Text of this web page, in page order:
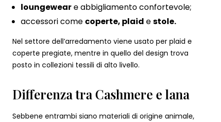
loungeweare abbigliamento confortevole;
accessori come coperte, plaid estole.
Nel settore dell’arredamento viene usato per plaid e
coperte pregiate, mentre in quello del design trova
posto in collezioni tessili di alto livello.
Differenza tra Cashmere e lana
Sebbene entrambi siano materiali di origine animale,